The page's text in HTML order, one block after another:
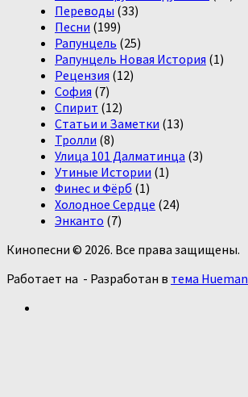
Переводы (33)
Песни (199)
Рапунцель (25)
Рапунцель Новая История (1)
Рецензия (12)
София (7)
Спирит (12)
Статьи и Заметки (13)
Тролли (8)
Улица 101 Далматинца (3)
Утиные Истории (1)
Финес и Фёрб (1)
Холодное Сердце (24)
Энканто (7)
Кинопесни © 2026. Все права защищены.
Работает на - Разработан в тема Hueman